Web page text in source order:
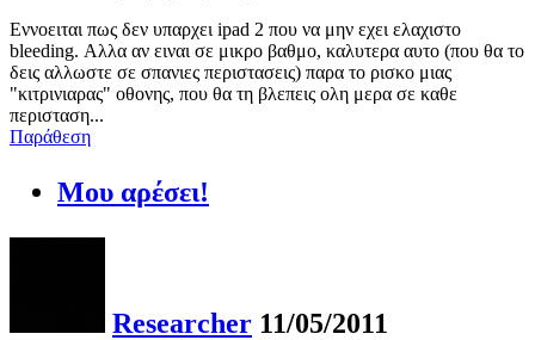
Εννοειται πως δεν υπαρχει ipad 2 που να μην εχει ελαχιστο
bleeding. Αλλα αν ειναι σε μικρο βαθμο, καλυτερα αυτο (που θα το
δεις αλλωστε σε σπανιες περιστασεις) παρα το ρισκο μιας
"κιτρινιαρας" οθονης, που θα τη βλεπεις ολη μερα σε καθε
περισταση...
Παράθεση
Μου αρέσει!
Researcher 11/05/2011